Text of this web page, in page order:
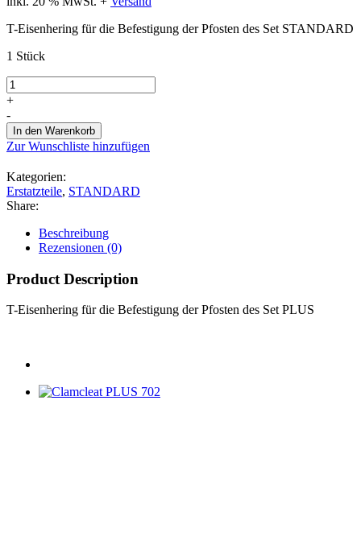
T-Eisenhering für die Befestigung der Pfosten des Set STANDARD
1 Stück
STD
Sicherheitshering
30
Menge
+
-
In den Warenkorb
Zur Wunschliste hinzufügen
Kategorien:
Erstatzteile, STANDARD
Share:
Beschreibung
Rezensionen (0)
Product Description
T-Eisenhering für die Befestigung der Pfosten des Set PLUS